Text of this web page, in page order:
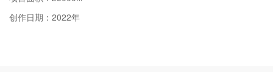
创作日期：2022年